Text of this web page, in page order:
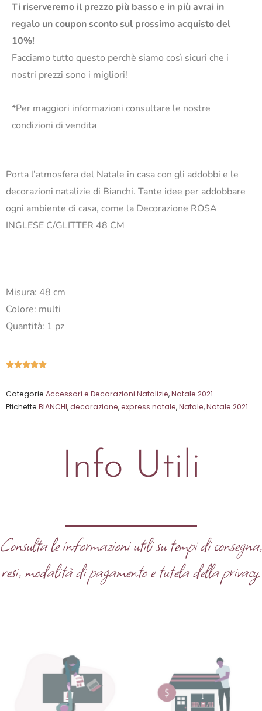
Ti riserveremo il prezzo più basso e in più avrai in
regalo un coupon sconto sul prossimo acquisto del
10%!
Facciamo tutto questo perchè siamo così sicuri che i
nostri prezzi sono i migliori!
*Per maggiori informazioni consultare le nostre
condizioni di vendita
Porta l’atmosfera del Natale in casa con gli addobbi e le
decorazioni natalizie di Bianchi. Tante idee per addobbare
ogni ambiente di casa, come la Decorazione ROSA
INGLESE C/GLITTER 48 CM
_______________________________________
Misura: 48 cm
Colore: multi
Quantità: 1 pz
Valutazione
su
5
Categorie Accessori e Decorazioni Natalizie,Natale 2021
Etichette BIANCHI,decorazione,express natale,Natale,Natale 2021
Info Utili
Consulta le informazioni utili su tempi di consegna,
resi, modalità di pagamento e tutela della privacy.